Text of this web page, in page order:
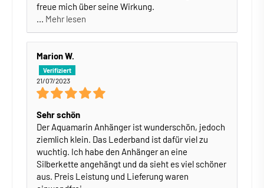
freue mich über seine Wirkung.
... Mehr lesen
Marion W.
21/07/2023
Sehr schön
Der Aquamarin Anhänger ist wunderschön, jedoch
ziemlich klein. Das Lederband ist dafür viel zu
wuchtig. Ich habe den Anhänger an eine
Silberkette angehängt und da sieht es viel schöner
aus. Preis Leistung und Lieferung waren